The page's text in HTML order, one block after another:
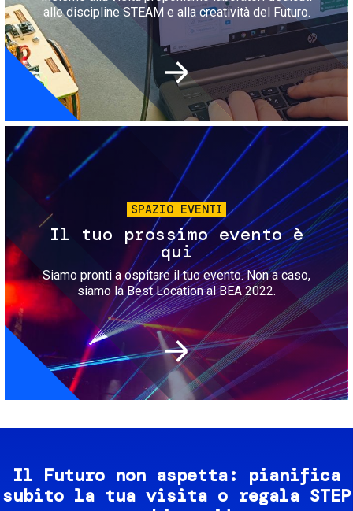
alle discipline STEAM e alla creatività del Futuro.
Immagine
SPAZIO EVENTI
Il tuo prossimo evento è
qui
Siamo pronti a ospitare il tuo evento. Non a caso,
siamo la Best Location al BEA 2022.
Il Futuro non aspetta: pianifica
subito la tua visita o regala STEP